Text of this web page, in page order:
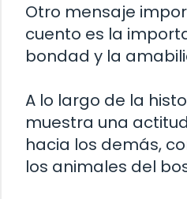
Otro mensaje
cuento es la
bondad y la
A lo largo de la
muestra una
hacia los demás,
los animales del